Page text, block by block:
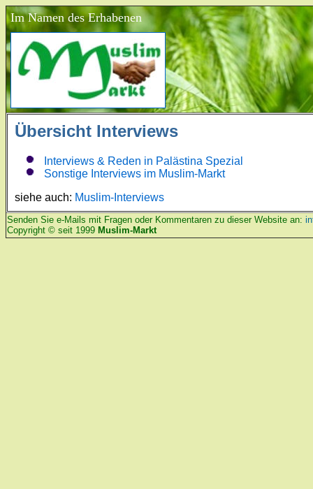
Im Namen des Erhabenen
Übersicht Interviews
Interviews & Reden in Palästina Spezial
Sonstige Interviews im Muslim-Markt
siehe auch: Muslim-Interviews
Senden Sie e-Mails mit Fragen oder Kommentaren zu dieser Website an:
Copyright © seit 1999 Muslim-Markt